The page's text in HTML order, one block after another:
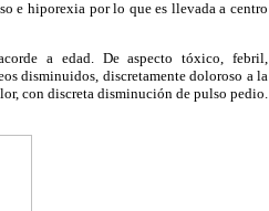
e hiporexia por lo que es llevada a centro
a edad. De aspecto tóxico, febril,
disminuidos, discretamente doloroso a la
con discreta disminución de pulso pedio.